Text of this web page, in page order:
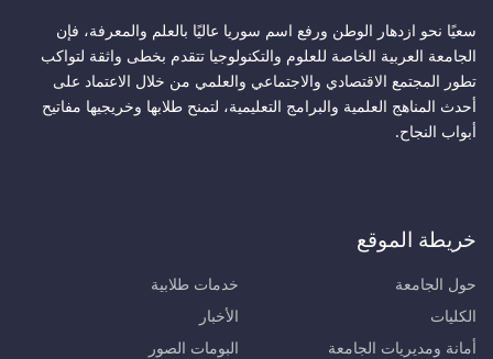
سعيًا نحو ازدهار الوطن ورفع اسم سوريا عاليًا بالعلم والمعرفة، فإن
الجامعة العربية الخاصة للعلوم والتكنولوجيا تتقدم بخطى واثقة لتواكب
تطور المجتمع الاقتصادي والاجتماعي والعلمي من خلال الاعتماد على
أحدث المناهج العلمية والبرامج التعليمية، لتمنح طلابها وخريجيها مفاتيح
أبواب النجاح.
خريطة الموقع
حول الجامعة
الكليات
أمانة ومديريات الجامعة
خدمات طلابية
الأخبار
البومات الصور